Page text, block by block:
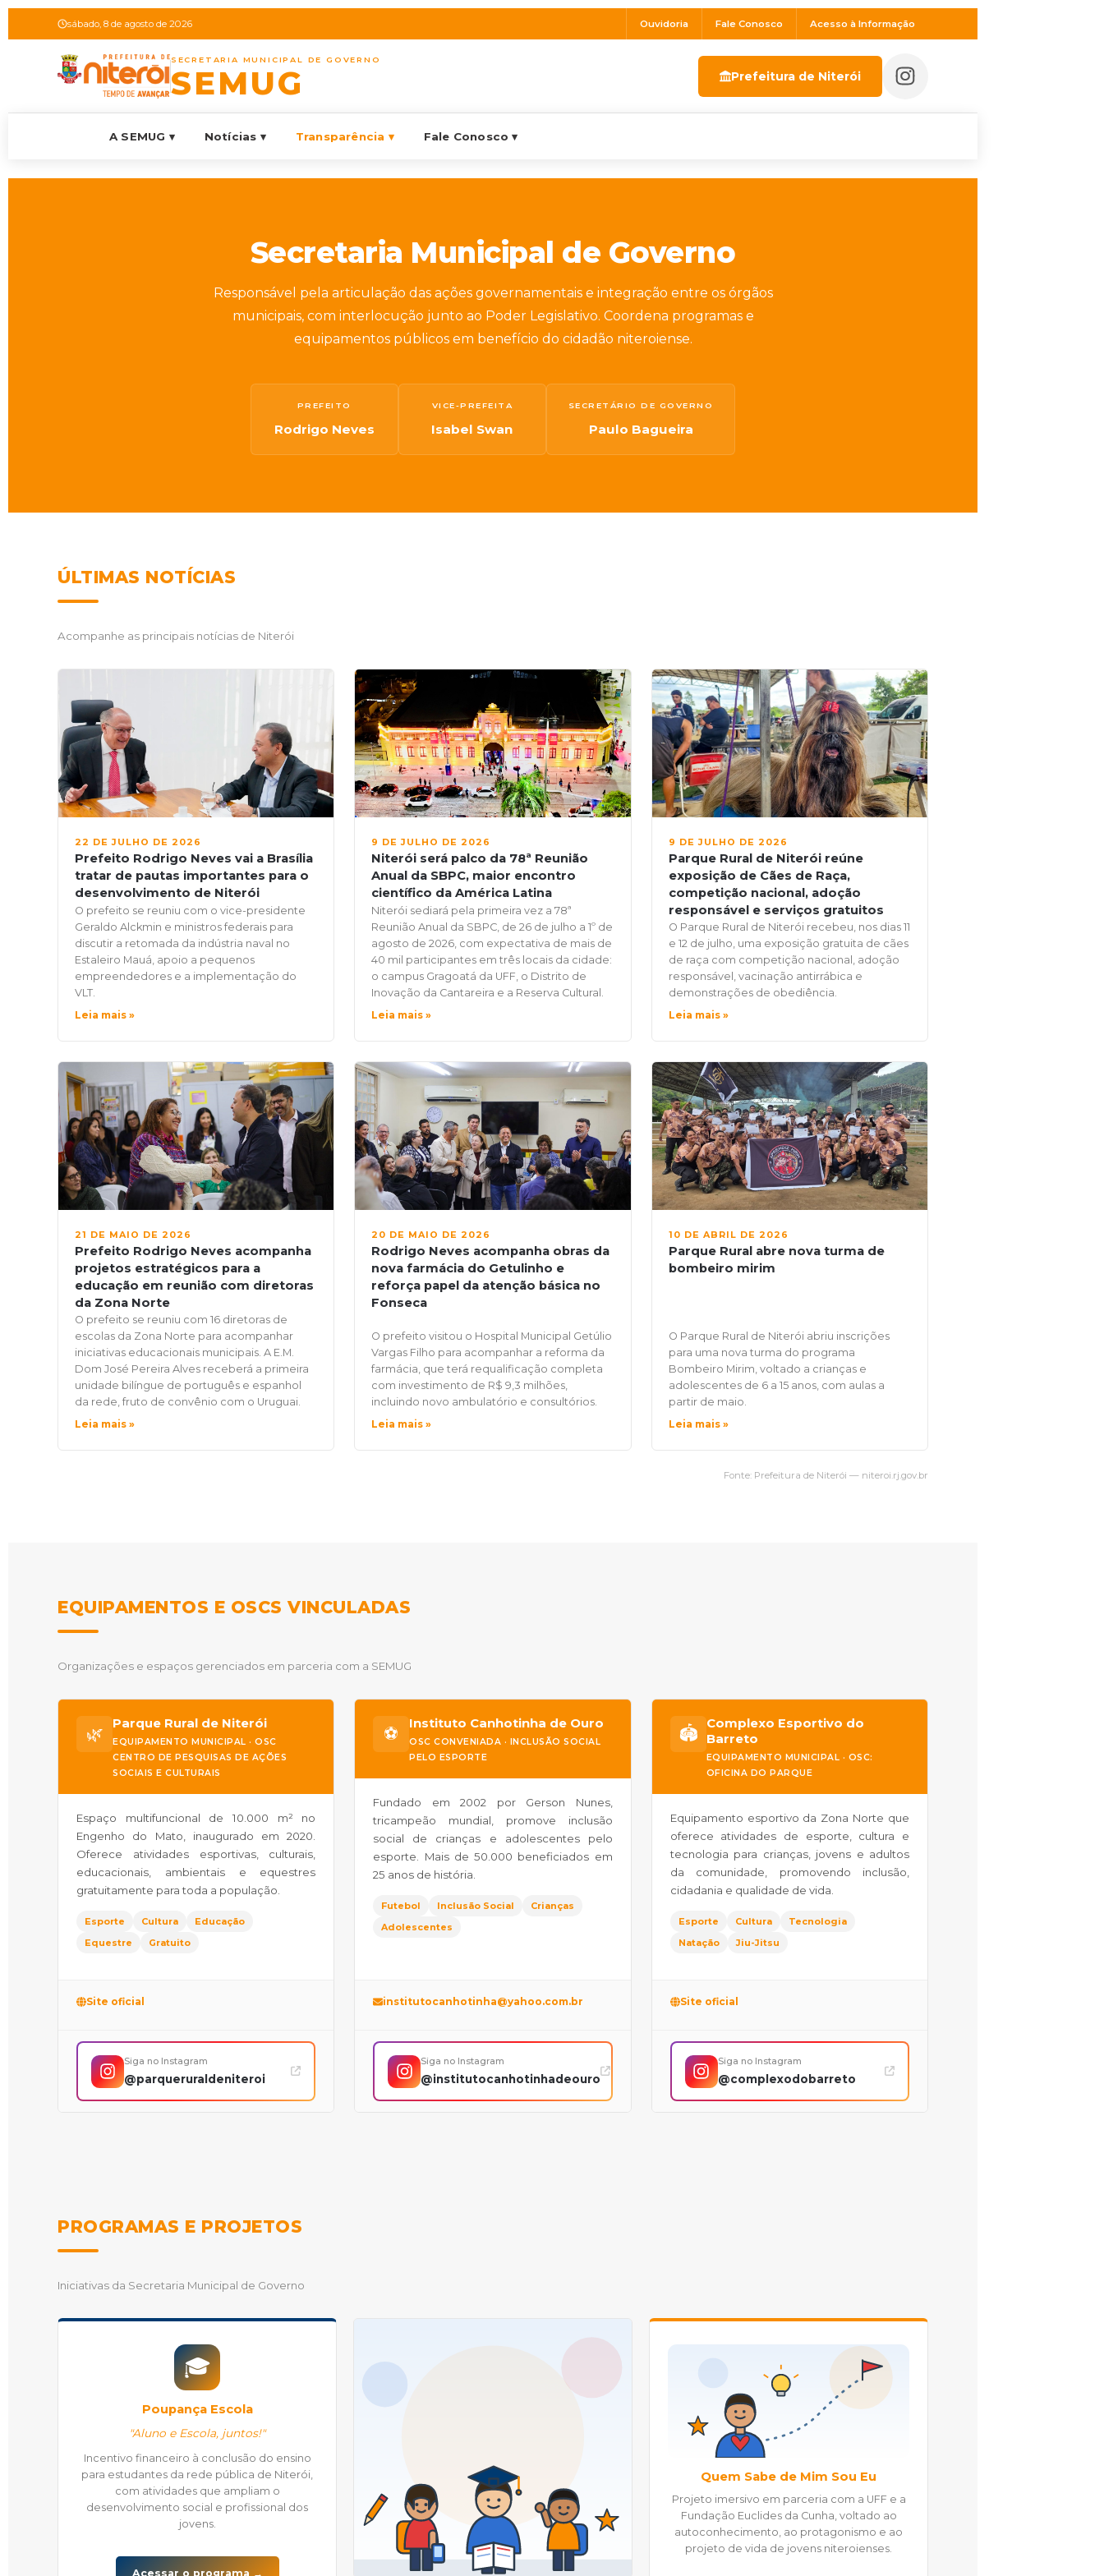
sábado, 8 de agosto de 2026 Ouvidoria Fale Conosco Acesso à Informação
SECRETARIA MUNICIPAL DE GOVERNO
SEMUG Prefeitura de Niterói
A SEMUG ▾ Notícias ▾ Transparência ▾ Fale Conosco ▾
Secretaria Municipal de Governo
Responsável pela articulação das ações governamentais e integração entre os órgãos
municipais, com interlocução junto ao Poder Legislativo. Coordena programas e
equipamentos públicos em benefício do cidadão niteroiense.
PREFEITO
Rodrigo Neves
VICE-PREFEITA
Isabel Swan
SECRETÁRIO DE GOVERNO
Paulo Bagueira
ÚLTIMAS NOTÍCIAS
Acompanhe as principais notícias de Niterói
22 DE JULHO DE 2026
Prefeito Rodrigo Neves vai a Brasília
tratar de pautas importantes para o
desenvolvimento de Niterói
O prefeito se reuniu com o vice-presidente
Geraldo Alckmin e ministros federais para
discutir a retomada da indústria naval no
Estaleiro Mauá, apoio a pequenos
empreendedores e a implementação do
VLT.
Leia mais »
9 DE JULHO DE 2026
Niterói será palco da 78ª Reunião
Anual da SBPC, maior encontro
científico da América Latina
Niterói sediará pela primeira vez a 78ª
Reunião Anual da SBPC, de 26 de julho a 1º de
agosto de 2026, com expectativa de mais de
40 mil participantes em três locais da cidade:
o campus Gragoatá da UFF, o Distrito de
Inovação da Cantareira e a Reserva Cultural.
Leia mais »
9 DE JULHO DE 2026
Parque Rural de Niterói reúne
exposição de Cães de Raça,
competição nacional, adoção
responsável e serviços gratuitos
O Parque Rural de Niterói recebeu, nos dias 11
e 12 de julho, uma exposição gratuita de cães
de raça com competição nacional, adoção
responsável, vacinação antirrábica e
demonstrações de obediência.
Leia mais »
21 DE MAIO DE 2026
Prefeito Rodrigo Neves acompanha
projetos estratégicos para a
educação em reunião com diretoras
da Zona Norte
O prefeito se reuniu com 16 diretoras de
escolas da Zona Norte para acompanhar
iniciativas educacionais municipais. A E.M.
Dom José Pereira Alves receberá a primeira
unidade bilíngue de português e espanhol
da rede, fruto de convênio com o Uruguai.
Leia mais »
20 DE MAIO DE 2026
Rodrigo Neves acompanha obras da
nova farmácia do Getulinho e
reforça papel da atenção básica no
Fonseca
O prefeito visitou o Hospital Municipal Getúlio
Vargas Filho para acompanhar a reforma da
farmácia, que terá requalificação completa
com investimento de R$ 9,3 milhões,
incluindo novo ambulatório e consultórios.
Leia mais »
10 DE ABRIL DE 2026
Parque Rural abre nova turma de
bombeiro mirim
O Parque Rural de Niterói abriu inscrições
para uma nova turma do programa
Bombeiro Mirim, voltado a crianças e
adolescentes de 6 a 15 anos, com aulas a
partir de maio.
Leia mais »
Fonte: Prefeitura de Niterói — niteroi.rj.gov.br
EQUIPAMENTOS E OSCS VINCULADAS
Organizações e espaços gerenciados em parceria com a SEMUG
🌿 Parque Rural de Niterói
EQUIPAMENTO MUNICIPAL · OSC
CENTRO DE PESQUISAS DE AÇÕES
SOCIAIS E CULTURAIS
Espaço multifuncional de 10.000 m² no
Engenho do Mato, inaugurado em 2020.
Oferece atividades esportivas, culturais,
educacionais, ambientais e equestres
gratuitamente para toda a população.
Esporte Cultura
Educação
Equestre
Gratuito
Site oficial
Siga no Instagram
@parqueruraldeniteroi
⚽ Instituto Canhotinha de Ouro
OSC CONVENIADA · INCLUSÃO SOCIAL
PELO ESPORTE
Fundado em 2002 por Gerson Nunes,
tricampeão mundial, promove inclusão
social de crianças e adolescentes pelo
esporte. Mais de 50.000 beneficiados em
25 anos de história.
Futebol Inclusão Social
Crianças
Adolescentes
institutocanhotinha@yahoo.com.br
Siga no Instagram
@institutocanhotinhadeouro
🏟️ Complexo Esportivo do
Barreto
EQUIPAMENTO MUNICIPAL · OSC:
OFICINA DO PARQUE
Equipamento esportivo da Zona Norte que
oferece atividades de esporte, cultura e
tecnologia para crianças, jovens e adultos
da comunidade, promovendo inclusão,
cidadania e qualidade de vida.
Esporte Cultura
Tecnologia
Natação
Jiu-Jitsu
Site oficial
Siga no Instagram
@complexodobarreto
PROGRAMAS E PROJETOS
Iniciativas da Secretaria Municipal de Governo
🎓
Poupança Escola
"Aluno e Escola, juntos!"
Incentivo financeiro à conclusão do ensino
para estudantes da rede pública de Niterói,
com atividades que ampliam o
desenvolvimento social e profissional dos
jovens.
Acessar o programa →
Quem Sabe de Mim Sou Eu
Projeto imersivo em parceria com a UFF e a
Fundação Euclides da Cunha, voltado ao
autoconhecimento, ao protagonismo e ao
projeto de vida de jovens niteroienses.